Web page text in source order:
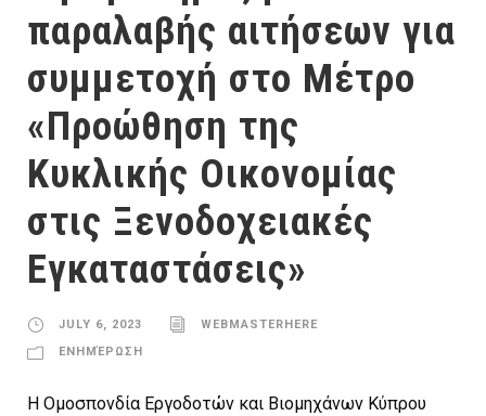
παραλαβής αιτήσεων για
συμμετοχή στο Μέτρο
«Προώθηση της
Κυκλικής Οικονομίας
στις Ξενοδοχειακές
Εγκαταστάσεις»
JULY 6, 2023
WEBMASTERHERE
ΕΝΗΜΈΡΩΣΗ
Η Ομοσπονδία Εργοδοτών και Βιομηχάνων Κύπρου